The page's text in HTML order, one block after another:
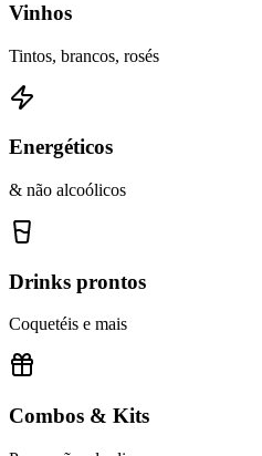
Vinhos
Tintos, brancos, rosés
Energéticos
& não alcoólicos
Drinks prontos
Coquetéis e mais
Combos & Kits